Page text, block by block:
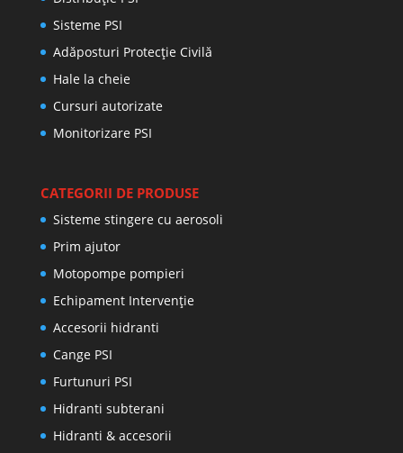
Sisteme PSI
Adăposturi Protecție Civilă
Hale la cheie
Cursuri autorizate
Monitorizare PSI
CATEGORII DE PRODUSE
Sisteme stingere cu aerosoli
Prim ajutor
Motopompe pompieri
Echipament Intervenție
Accesorii hidranti
Cange PSI
Furtunuri PSI
Hidranti subterani
Hidranti & accesorii